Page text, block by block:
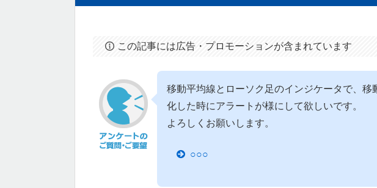
この記事には広告・プロモーションが含まれています
移動平均線とローソク足のインジケータで、移
化した時にアラートが様にして欲しいです。
よろしくお願いします。
○○○